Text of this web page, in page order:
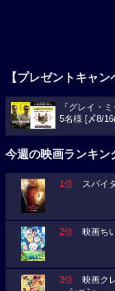
【プレゼントキャン
『グレイ・
5名様 [〆8/
今週の映画ランキン
1位 スパイ
2位 映画ち
3位 映画ク